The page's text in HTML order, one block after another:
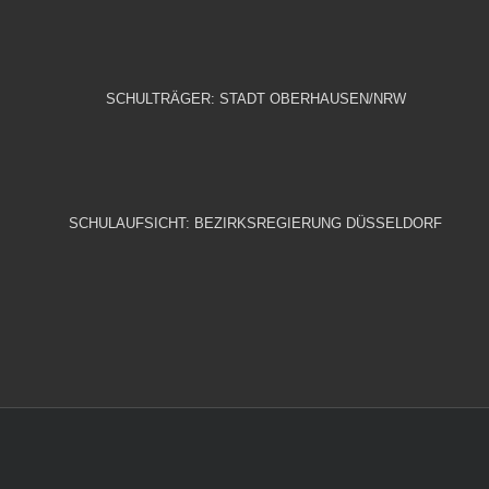
SCHULTRÄGER: STADT OBERHAUSEN/NRW
SCHULAUFSICHT: BEZIRKSREGIERUNG DÜSSELDORF